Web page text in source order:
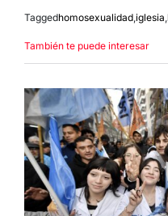
Taggedhomosexualidad iglesia
También te puede interesar